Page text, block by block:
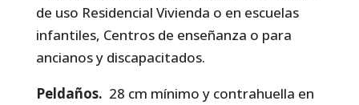
de uso Residencial Vivienda o en escuelas
infantiles, Centros de enseñanza o para
ancianos y discapacitados.
Peldaños. 28 cm mínimo y contrahuella en